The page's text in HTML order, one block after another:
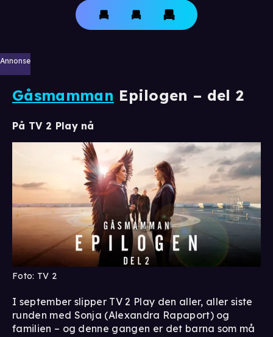
Annonse
Gåsmamman Epilogen – del 2
På TV 2 Play nå
Foto: TV 2
I september slipper TV 2 Play den aller, aller siste
runden med Sonja (Alexandra Rapaport) og
familien – og denne gangen er det barna som må